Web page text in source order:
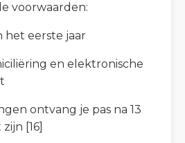
voorwaarden:
het eerste jaar
en elektronische
ontvang je pas na 13
[16]